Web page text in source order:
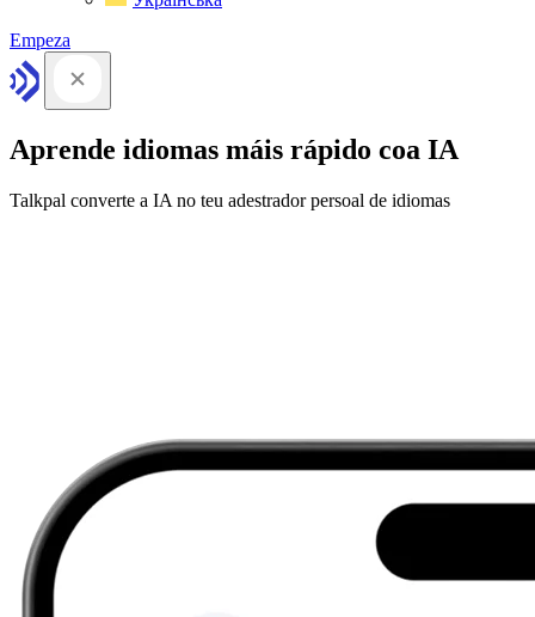
Empeza
Aprende idiomas máis rápido coa IA
Talkpal converte a IA no teu adestrador persoal de idiomas